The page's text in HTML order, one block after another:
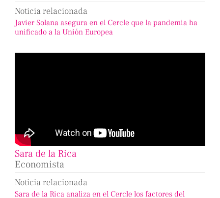
Noticia relacionada
Javier Solana asegura en el Cercle que la pandemia ha
unificado a la Unión Europea
Sara de la Rica
Economista
Noticia relacionada
Sara de la Rica analiza en el Cercle los factores del